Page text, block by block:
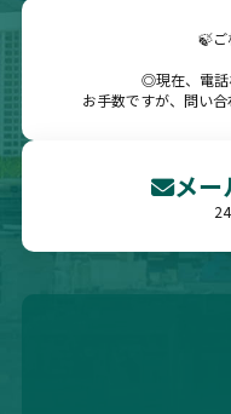
🍃ご
◎現在、電話
お手数ですが、問い合
メー